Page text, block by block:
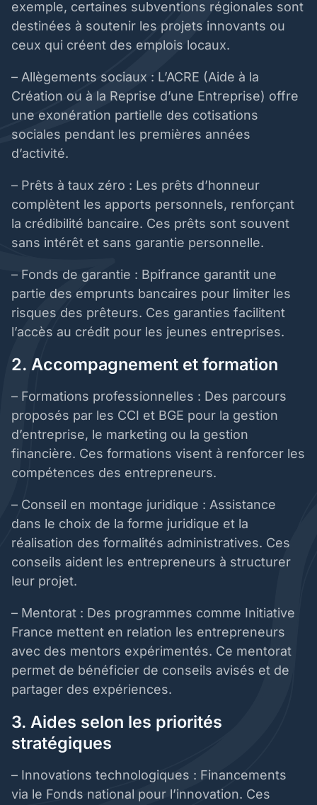
exemple, certaines subventions régionales sont
destinées à soutenir les projets innovants ou
ceux qui créent des emplois locaux.
– Allègements sociaux : L’ACRE (Aide à la
Création ou à la Reprise d’une Entreprise) offre
une exonération partielle des cotisations
sociales pendant les premières années
d’activité.
– Prêts à taux zéro : Les prêts d’honneur
complètent les apports personnels, renforçant
la crédibilité bancaire. Ces prêts sont souvent
sans intérêt et sans garantie personnelle.
– Fonds de garantie : Bpifrance garantit une
partie des emprunts bancaires pour limiter les
risques des prêteurs. Ces garanties facilitent
l’accès au crédit pour les jeunes entreprises.
2. Accompagnement et formation
– Formations professionnelles : Des parcours
proposés par les CCI et BGE pour la gestion
d’entreprise, le marketing ou la gestion
financière. Ces formations visent à renforcer les
compétences des entrepreneurs.
– Conseil en montage juridique : Assistance
dans le choix de la forme juridique et la
réalisation des formalités administratives. Ces
conseils aident les entrepreneurs à structurer
leur projet.
– Mentorat : Des programmes comme Initiative
France mettent en relation les entrepreneurs
avec des mentors expérimentés. Ce mentorat
permet de bénéficier de conseils avisés et de
partager des expériences.
3. Aides selon les priorités
stratégiques
– Innovations technologiques : Financements
via le Fonds national pour l’innovation. Ces